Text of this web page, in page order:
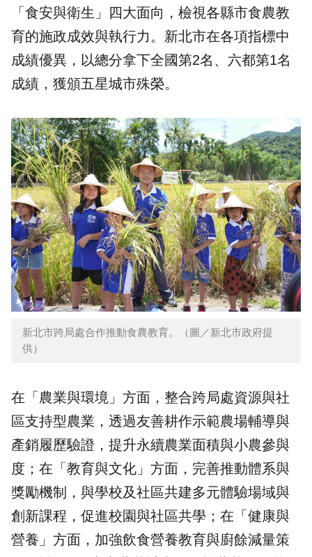
「食安與衛生」四大面向，檢視各縣市食農教
育的施政成效與執行力。新北市在各項指標中
成績優異，以總分拿下全國第2名、六都第1名
成績，獲頒五星城市殊榮。
新北市跨局處合作推動食農教育。（圖／新北市政府提
供）
在「農業與環境」方面，整合跨局處資源與社
區支持型農業，透過友善耕作示範農場輔導與
產銷履歷驗證，提升永續農業面積與小農參與
度；在「教育與文化」方面，完善推動體系與
獎勵機制，與學校及社區共建多元體驗場域與
創新課程，促進校園與社區共學；在「健康與
營養」方面，加強飲食營養教育與廚餘減量策